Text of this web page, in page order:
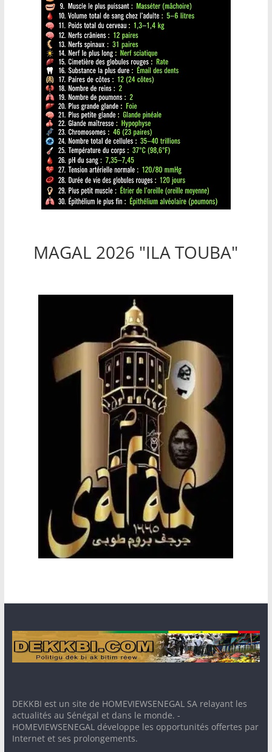
MAGAL 2026 "ILA TOUBA"
DEKKBI est un site de HOMEVIEWSENEGAL SA relayant les
actualités au Sénégal et dans le monde. -
HOMEVIEWSENEGAL développe les opportunités offertes par
Internet et ses prolongements.